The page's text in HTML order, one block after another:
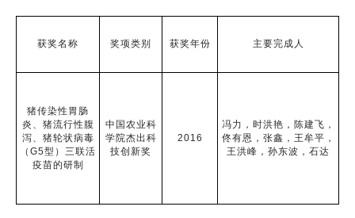
获奖名称 奖项类别 获奖年份 主要完成人
猪传染性胃肠
炎、猪流行性腹
泻、猪轮状病毒
（G5型）三联活
疫苗的研制
中国农业科
学院杰出科
技创新奖
2016
冯力，时洪艳，陈建飞，
佟有恩，张鑫，王牟平，
王洪峰，孙东波，石达